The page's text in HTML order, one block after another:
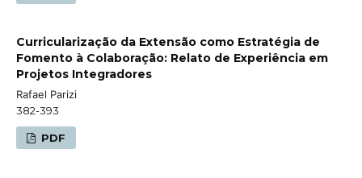
Curricularização da Extensão como Estratégia de
Fomento à Colaboração: Relato de Experiência em
Projetos Integradores
Rafael Parizi
382-393
PDF